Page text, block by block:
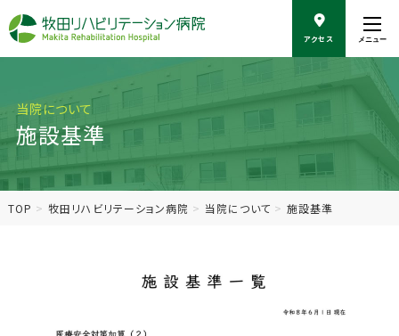
の
ー
本
動
アクセス メニュー
当院について
施設基準
TOP 牧田リハビリテーション病院 当院について 施設基準